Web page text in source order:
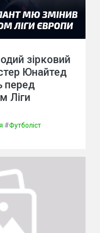
зірковий
Юнайтед
перед
Ліги
#Футболіст